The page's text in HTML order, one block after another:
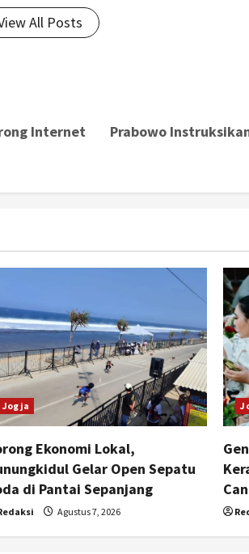
All Posts
Internet
Prabowo
Jogja
Ekonomi Lokal,
Gelar Open Sepatu
di Pantai Sepanjang
Agustus 7, 2026